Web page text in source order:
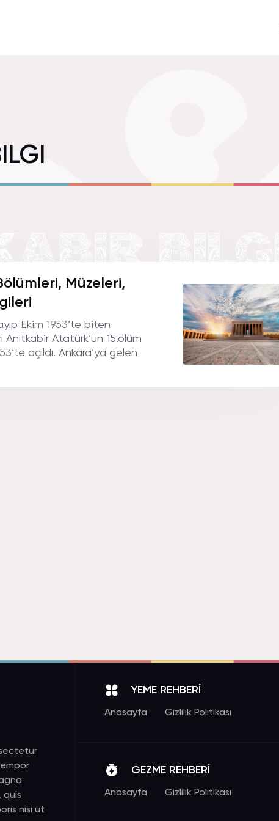
Müzeleri,
Ekim 1953’te biten
Anıtkabir Atatürk’ün 15.ölüm
açıldı. Ankara’ya gelen
quis
nisi ut
YEME REHBERİ
Anasayfa Gizlilik Politikası
GEZME REHBERİ
Anasayfa Gizlilik Politikası